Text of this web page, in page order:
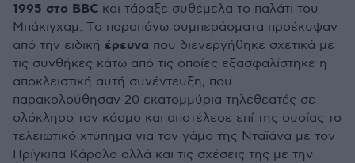
1995 στο BBC και τάραξε συθέμελα το παλάτι του
Μπάκιγχαμ. Tα παραπάνω συμπεράσματα προέκυψαν
από την ειδική έρευνα που διενεργήθηκε σχετικά με
τις συνθήκες κάτω από τις οποίες εξασφαλίστηκε η
αποκλειστική αυτή συνέντευξη, που
παρακολούθησαν 20 εκατομμύρια τηλεθεατές σε
ολόκληρο τον κόσμο και αποτέλεσε επί της ουσίας το
τελειωτικό χτύπημα για τον γάμο της Νταϊάνα με τον
Πρίγκιπα Κάρολο αλλά και τις σχέσεις της με την